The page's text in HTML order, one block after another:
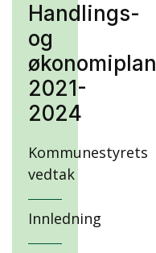
Handlings-
og
økonomiplan
2021-
2024
Kommunestyrets
vedtak
Innledning